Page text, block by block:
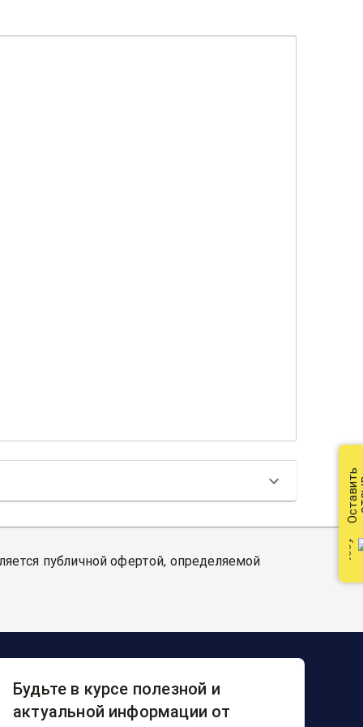
публичной офертой, определяемой
Будьте в курсе полезной и
актуальной информации от
Оставить